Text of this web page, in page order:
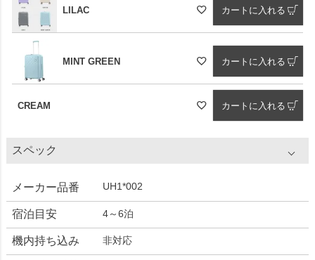
LILAC カートに入れる
MINT GREEN カートに入れる
CREAM カートに入れる
スペック
メーカー品番 UH1*002
宿泊目安 4～6泊
機内持ち込み 非対応